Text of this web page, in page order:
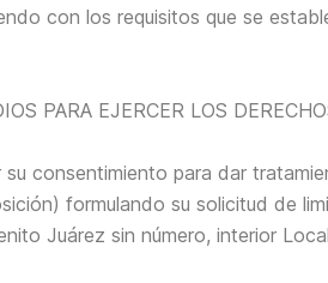
con los requisitos que se
PARA EJERCER LOS
consentimiento para dar
formulando su solicitud de
Juárez sin número, interior